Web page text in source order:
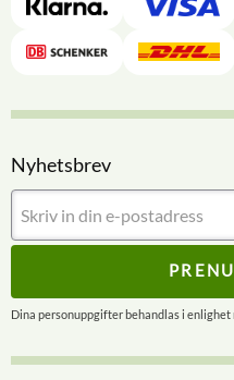
Nyhetsbrev
Dina personuppgifter behandlas i enlighet